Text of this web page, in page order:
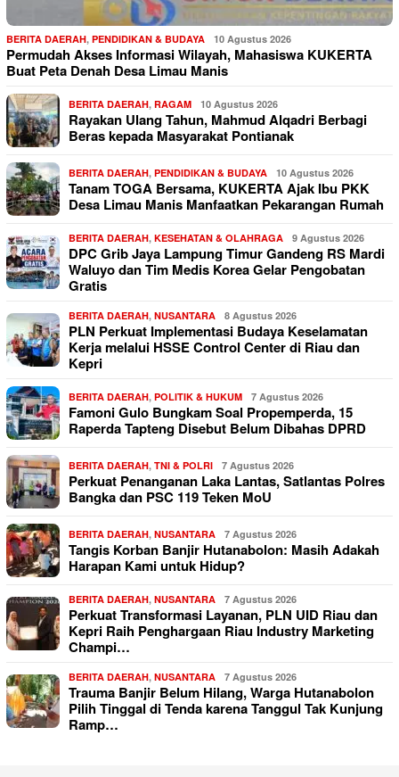
BERITA DAERAH, PENDIDIKAN & BUDAYA 10 Agustus 2026
Permudah Akses Informasi Wilayah, Mahasiswa KUKERTA
Buat Peta Denah Desa Limau Manis
BERITA DAERAH, RAGAM 10 Agustus 2026
Rayakan Ulang Tahun, Mahmud Alqadri Berbagi
Beras kepada Masyarakat Pontianak
BERITA DAERAH, PENDIDIKAN & BUDAYA 10 Agustus 2026
Tanam TOGA Bersama, KUKERTA Ajak Ibu PKK
Desa Limau Manis Manfaatkan Pekarangan Rumah
BERITA DAERAH, KESEHATAN & OLAHRAGA 9 Agustus 2026
DPC Grib Jaya Lampung Timur Gandeng RS Mardi
Waluyo dan Tim Medis Korea Gelar Pengobatan
Gratis
BERITA DAERAH, NUSANTARA 8 Agustus 2026
PLN Perkuat Implementasi Budaya Keselamatan
Kerja melalui HSSE Control Center di Riau dan
Kepri
BERITA DAERAH, POLITIK & HUKUM 7 Agustus 2026
Famoni Gulo Bungkam Soal Propemperda, 15
Raperda Tapteng Disebut Belum Dibahas DPRD
BERITA DAERAH, TNI & POLRI 7 Agustus 2026
Perkuat Penanganan Laka Lantas, Satlantas Polres
Bangka dan PSC 119 Teken MoU
BERITA DAERAH, NUSANTARA 7 Agustus 2026
Tangis Korban Banjir Hutanabolon: Masih Adakah
Harapan Kami untuk Hidup?
BERITA DAERAH, NUSANTARA 7 Agustus 2026
Perkuat Transformasi Layanan, PLN UID Riau dan
Kepri Raih Penghargaan Riau Industry Marketing
Champi…
BERITA DAERAH, NUSANTARA 7 Agustus 2026
Trauma Banjir Belum Hilang, Warga Hutanabolon
Pilih Tinggal di Tenda karena Tanggul Tak Kunjung
Ramp…